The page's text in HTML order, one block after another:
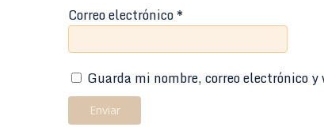
Correo electrónico*
Guarda mi nombre, correo electrónico